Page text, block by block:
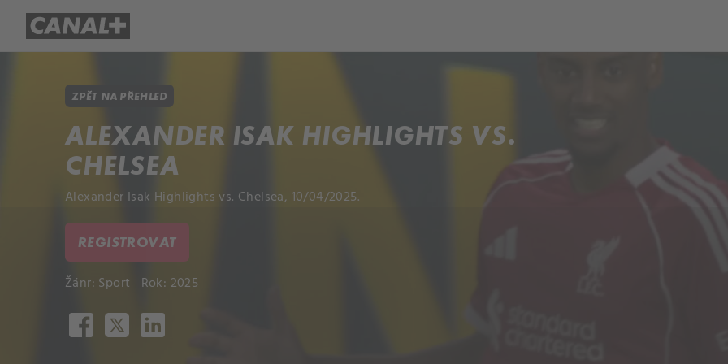
ZPĚT NA PŘEHLED
ALEXANDER ISAK HIGHLIGHTS VS.
CHELSEA
Alexander Isak Highlights vs. Chelsea, 10/04/2025.
REGISTROVAT
Žánr:Sport Rok: 2025